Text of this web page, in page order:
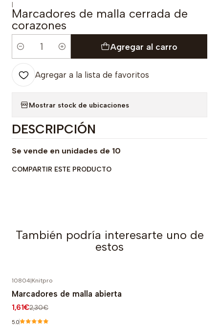
|
Marcadores de malla cerrada de
corazones
Cantidad
Agregar al carro
Agregar a la lista de favoritos
Mostrar stock de ubicaciones
DESCRIPCIÓN
Se vende en unidades de 10
COMPARTIR ESTE PRODUCTO
También podría interesarte uno de
estos
10804|Knitpro
Marcadores de malla abierta
1,61€2,30€
5.0